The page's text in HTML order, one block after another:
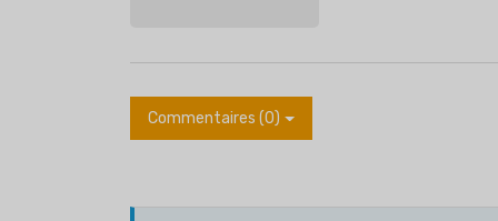
Commentaires (0)